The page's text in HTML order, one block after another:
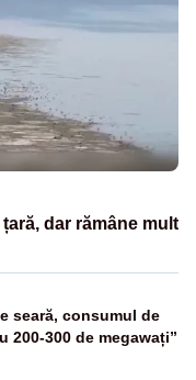
dar rămâne mult
seară, consumul de
200-300 de megawați”